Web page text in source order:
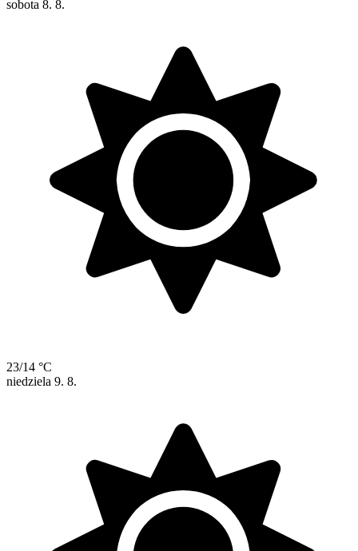
sobota 8. 8.
23/14 °C
niedziela 9. 8.